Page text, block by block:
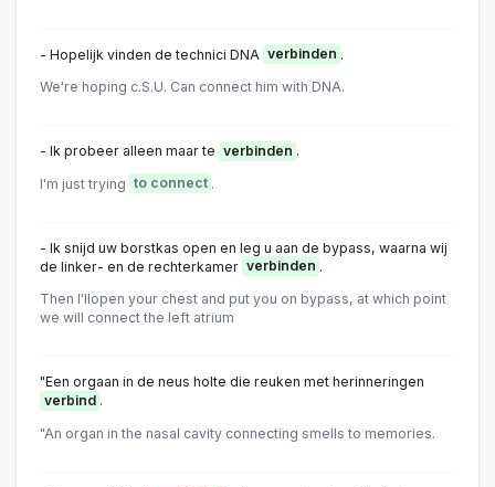
- Hopelijk vinden de technici DNA verbinden .
We're hoping c.S.U. Can connect him with DNA.
- Ik probeer alleen maar te verbinden .
I'm just trying to connect .
- Ik snijd uw borstkas open en leg u aan de bypass, waarna wij
de linker- en de rechterkamer verbinden .
Then I'llopen your chest and put you on bypass, at which point
we will connect the left atrium
"Een orgaan in de neus holte die reuken met herinneringen
verbind .
"An organ in the nasal cavity connecting smells to memories.